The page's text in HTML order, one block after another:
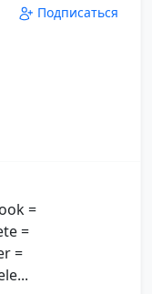
Подписаться
=
=
=